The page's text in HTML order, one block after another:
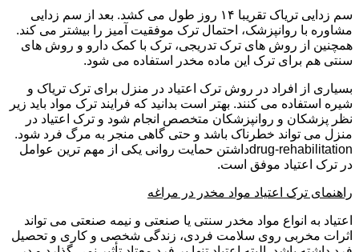
سم زدایی تریاک تقریبا ۱۴ روز طول می کشد. بعد از سم زدایی
مشاوره با روانپزشک، احتمال ترک موفقیت آمیز را بیشتر می کند.
همچنین از روش های ترک تدریجی، ترک با کمک دارو و روش های
سنتی هم برای ترک این ماده مخدر استفاده می شود.
بسیاری از افراد در روش ترک اعتیاد در منزل برای ترک تریاک و
شیره استفاده می کنند. بهتر است بدانید که فرایند ترک مواد باید زیر
نظر پزشکان و روانپزشکان متخصص انجام شود و ترک اعتیاد در
منزل می تواند خطرناک باشد و حتی گاهی منجر به مرگ فرد شود.
drug-rehabilitationداشتن حمایت روانی یکی از مهم ترین عوامل
در ترک اعتیاد موفق است.
راهنمای ترک اعتیاد مواد مخدر در مراغه
اعتیاد به انواع مواد مخدر سنتی یا صنعتی و نیمه صنعتی می تواند
اثرات مخربی روی سلامت فردی، زندگی شخصی و کاری و تحصیل